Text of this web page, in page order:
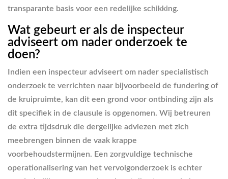
transparante basis voor een redelijke schikking.
Wat gebeurt er als de inspecteur
adviseert om nader onderzoek te
doen?
Indien een inspecteur adviseert om nader specialistisch
onderzoek te verrichten naar bijvoorbeeld de fundering of
de kruipruimte, kan dit een grond voor ontbinding zijn als
dit specifiek in de clausule is opgenomen. Wij betreuren
de extra tijdsdruk die dergelijke adviezen met zich
meebrengen binnen de vaak krappe
voorbehoudstermijnen. Een zorgvuldige technische
operationalisering van het vervolgonderzoek is echter